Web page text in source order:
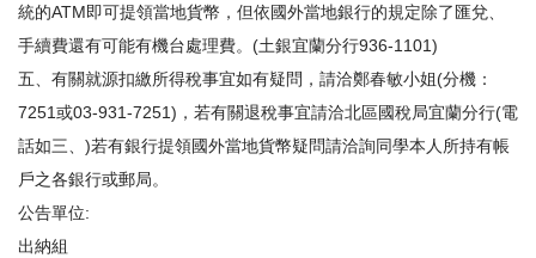
統的ATM即可提領當地貨幣，但依國外當地銀行的規定除了匯兌、
手續費還有可能有機台處理費。(土銀宜蘭分行936-1101)
五、有關就源扣繳所得稅事宜如有疑問，請洽鄭春敏小姐(分機：
7251或03-931-7251)，若有關退稅事宜請洽北區國稅局宜蘭分行(電
話如三、)若有銀行提領國外當地貨幣疑問請洽詢同學本人所持有帳
戶之各銀行或郵局。
公告單位:
出納組